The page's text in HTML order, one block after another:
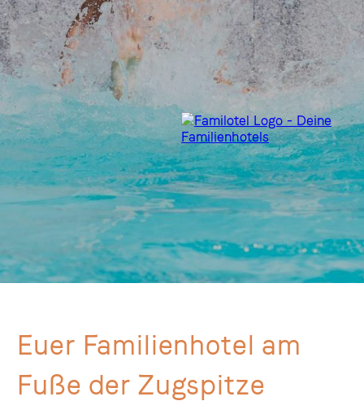
Euer Familienhotel am
Fuße der Zugspitze